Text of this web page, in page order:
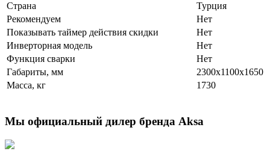
Страна
Турция
Рекомендуем
Нет
Показывать таймер действия скидки
Нет
Инверторная модель
Нет
Функция сварки
Нет
Габариты, мм
2300x1100x1650
Масса, кг
1730
Мы официальный дилер бренда Aksa